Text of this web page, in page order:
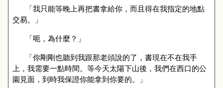
「我只能等晚上再把書拿給你，而且得在我指定的地點
交易。」
「呃，為什麼？」
「你剛剛也聽到我跟那老頭說的了，書現在不在我手
上，我需要一點時間。等今天太陽下山後，我們在西口的公
園見面，到時我保證你能拿到你要的。」